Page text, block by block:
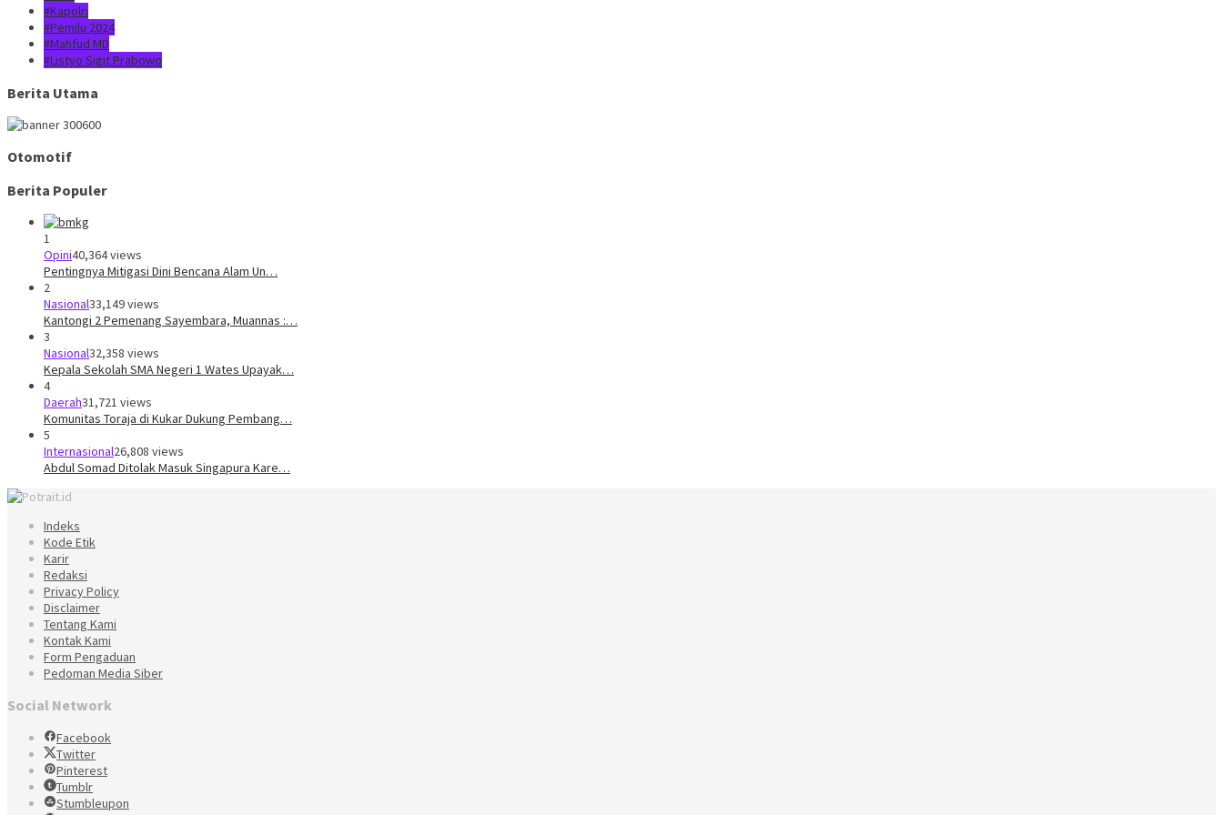
#Kapolri
#Pemilu 2024
#Mahfud MD
#Listyo Sigit Prabowo
Berita Utama
Otomotif
Berita Populer
1
Opini40,364 views
Pentingnya Mitigasi Dini Bencana Alam Un…
2
Nasional33,149 views
Kantongi 2 Pemenang Sayembara, Muannas :…
3
Nasional32,358 views
Kepala Sekolah SMA Negeri 1 Wates Upayak…
4
Daerah31,721 views
Komunitas Toraja di Kukar Dukung Pembang…
5
Internasional26,808 views
Abdul Somad Ditolak Masuk Singapura Kare…
Indeks
Kode Etik
Karir
Redaksi
Privacy Policy
Disclaimer
Tentang Kami
Kontak Kami
Form Pengaduan
Pedoman Media Siber
Social Network
Facebook
Twitter
Pinterest
Tumblr
Stumbleupon